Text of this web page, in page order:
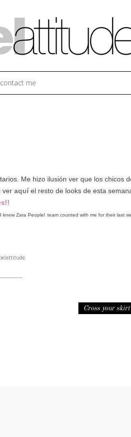
Ir al contenido
contact me
Me hizo ilusión ver que los chicos
ver aquí el resto de looks de esta
Zara People! team counted with me for their last
.
Cross your